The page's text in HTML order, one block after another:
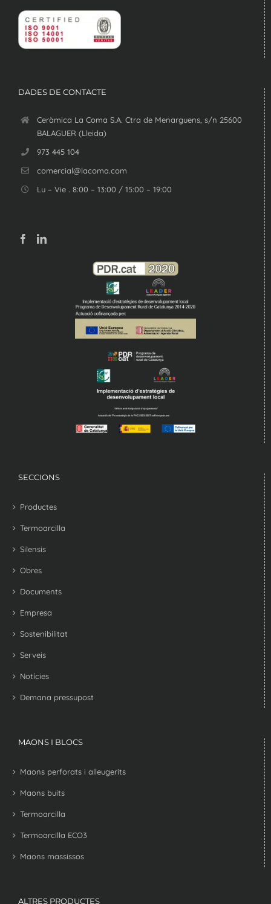
DADES DE CONTACTE
Ceràmica La Coma S.A. Ctra de Menarguens, s/n 25600
BALAGUER (Lleida)
973 445 104
comercial@lacoma.com
Lu – Vie . 8:00 – 13:00 / 15:00 – 19:00
SECCIONS
Productes
Termoarcilla
Silensis
Obres
Documents
Empresa
Sostenibilitat
Serveis
Notícies
Demana pressupost
MAONS I BLOCS
Maons perforats i alleugerits
Maons buits
Termoarcilla
Termoarcilla ECO3
Maons massissos
ALTRES PRODUCTES